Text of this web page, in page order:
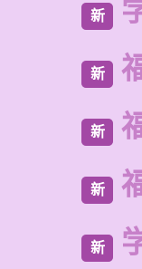
新
新
新
新
新